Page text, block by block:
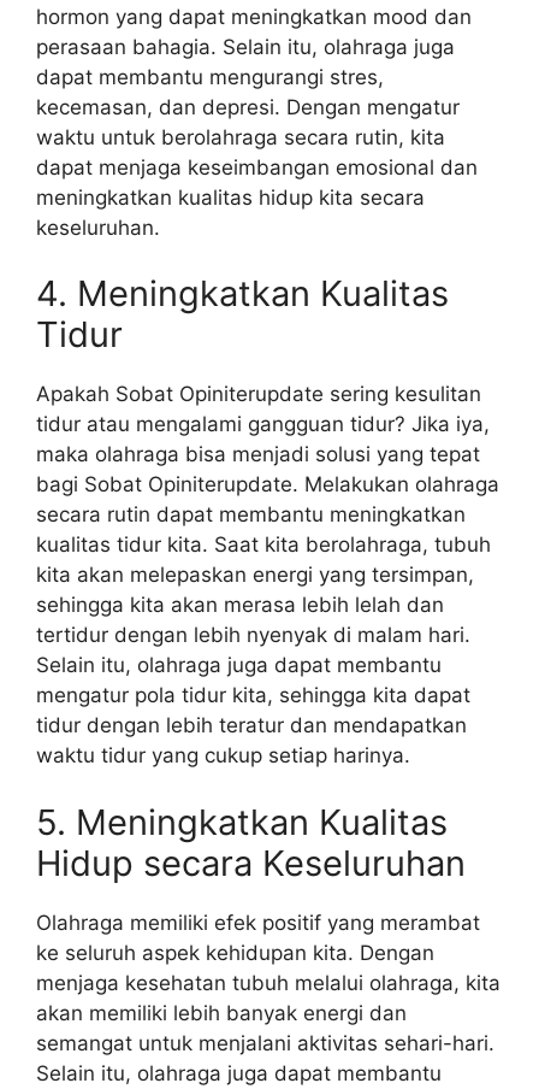
hormon yang dapat meningkatkan mood dan
perasaan bahagia. Selain itu, olahraga juga
dapat membantu mengurangi stres,
kecemasan, dan depresi. Dengan mengatur
waktu untuk berolahraga secara rutin, kita
dapat menjaga keseimbangan emosional dan
meningkatkan kualitas hidup kita secara
keseluruhan.
4. Meningkatkan Kualitas
Tidur
Apakah Sobat Opiniterupdate sering kesulitan
tidur atau mengalami gangguan tidur? Jika iya,
maka olahraga bisa menjadi solusi yang tepat
bagi Sobat Opiniterupdate. Melakukan olahraga
secara rutin dapat membantu meningkatkan
kualitas tidur kita. Saat kita berolahraga, tubuh
kita akan melepaskan energi yang tersimpan,
sehingga kita akan merasa lebih lelah dan
tertidur dengan lebih nyenyak di malam hari.
Selain itu, olahraga juga dapat membantu
mengatur pola tidur kita, sehingga kita dapat
tidur dengan lebih teratur dan mendapatkan
waktu tidur yang cukup setiap harinya.
5. Meningkatkan Kualitas
Hidup secara Keseluruhan
Olahraga memiliki efek positif yang merambat
ke seluruh aspek kehidupan kita. Dengan
menjaga kesehatan tubuh melalui olahraga, kita
akan memiliki lebih banyak energi dan
semangat untuk menjalani aktivitas sehari-hari.
Selain itu, olahraga juga dapat membantu